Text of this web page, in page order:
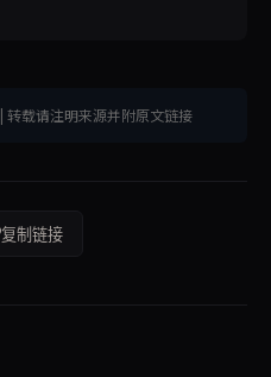
| 转载请注明来源并附原文链接
复制链接